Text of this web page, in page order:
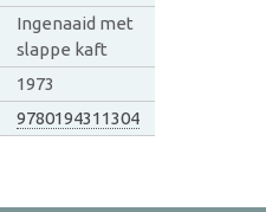
Ingenaaid met
slappe kaft
1973
9780194311304